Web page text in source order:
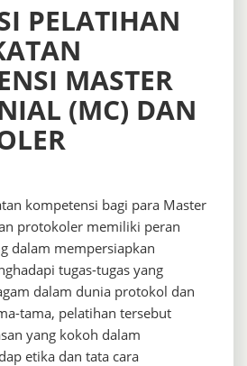
PELATIHAN
MASTER
(MC) DAN
kompetensi bagi para Master
protokoler memiliki peran
dalam mempersiapkan
tugas-tugas yang
dalam dunia protokol dan
tama, pelatihan tersebut
yang kokoh dalam
etika dan tata cara